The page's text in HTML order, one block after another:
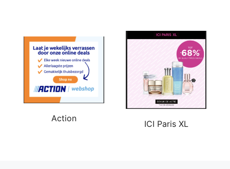
Action
ICI Paris XL